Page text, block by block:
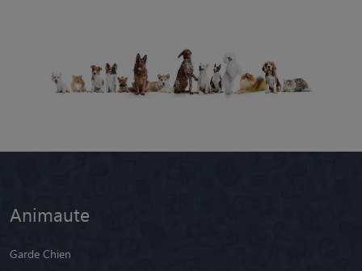
Animaute
Garde Chien